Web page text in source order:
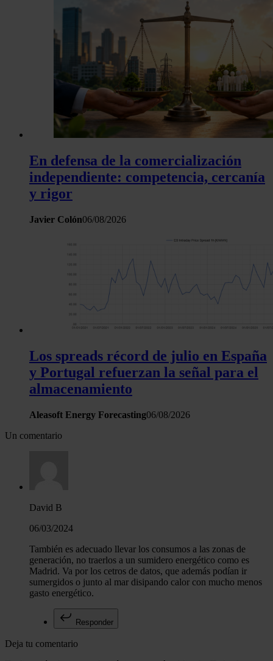
En defensa de la comercialización
independiente: competencia, cercanía
y rigor
Javier Colón06/08/2026
Los spreads récord de julio en España
y Portugal refuerzan la señal para el
almacenamiento
Aleasoft Energy Forecasting06/08/2026
Un comentario
David B
06/03/2024
También es adecuado llevar los consumos a las zonas de
generación, no traerlos a un sumidero energético como es
Madrid. Va por los cetros de datos, que además podían ir
sumergidos o junto al mar disipando calor con mucho menos
gasto energético.
Responder
Deja tu comentario